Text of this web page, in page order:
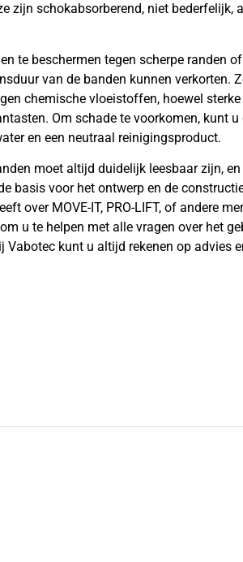
zijn schokabsorberend, niet bederfelijk,
te beschermen tegen scherpe randen
van de banden kunnen verkorten.
chemische vloeistoffen, hoewel
Om schade te voorkomen, kunt u
en een neutraal reinigingsproduct.
moet altijd duidelijk leesbaar zijn,
basis voor het ontwerp en de
over MOVE-IT, PRO-LIFT, of andere
u te helpen met alle vragen over het
Vabotec kunt u altijd rekenen op advies